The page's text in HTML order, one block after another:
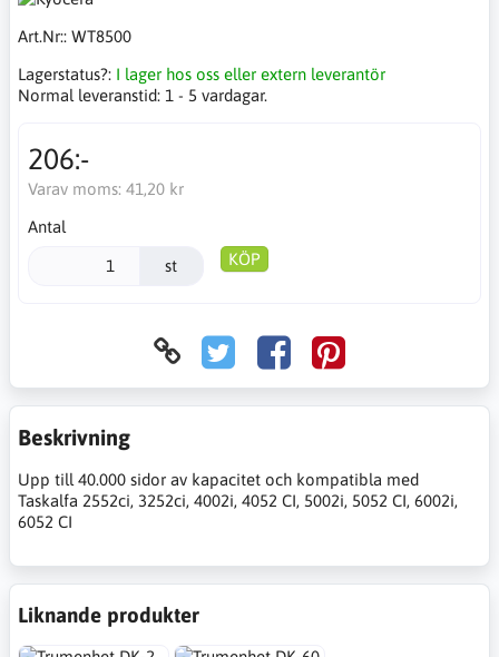
Art.Nr:: WT8500
Lagerstatus?: I lager hos oss eller extern leverantör
Normal leveranstid: 1 - 5 vardagar.
206:-
Varav moms: 41,20 kr
Antal
st KÖP
Beskrivning
Upp till 40.000 sidor av kapacitet och kompatibla med
Taskalfa 2552ci, 3252ci, 4002i, 4052 CI, 5002i, 5052 CI, 6002i,
6052 CI
Liknande produkter